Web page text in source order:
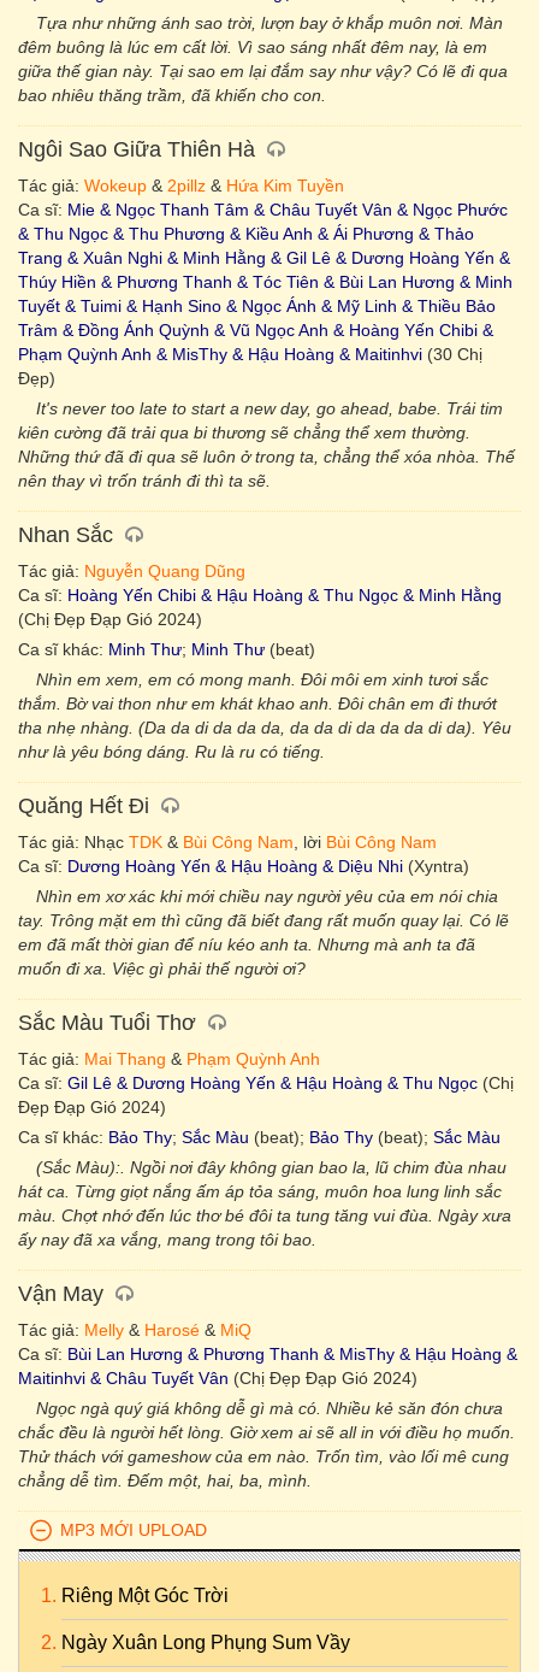
Tựa như những ánh sao trời, lượn bay ở khắp muôn nơi. Màn
đêm buông là lúc em cất lời. Vì sao sáng nhất đêm nay, là em
giữa thế gian này. Tại sao em lại đắm say như vậy? Có lẽ đi qua
bao nhiêu thăng trầm, đã khiến cho con.
Ngôi Sao Giữa Thiên Hà
Tác giả: Wokeup & 2pillz & Hứa Kim Tuyền
Ca sĩ: Mie & Ngọc Thanh Tâm & Châu Tuyết Vân & Ngọc Phước
& Thu Ngọc & Thu Phương & Kiều Anh & Ái Phương & Thảo
Trang & Xuân Nghi & Minh Hằng & Gil Lê & Dương Hoàng Yến &
Thúy Hiền & Phương Thanh & Tóc Tiên & Bùi Lan Hương & Minh
Tuyết & Tuimi & Hạnh Sino & Ngọc Ánh & Mỹ Linh & Thiều Bảo
Trâm & Đồng Ánh Quỳnh & Vũ Ngọc Anh & Hoàng Yến Chibi &
Phạm Quỳnh Anh & MisThy & Hậu Hoàng & Maitinhvi (30 Chị
Đẹp)
It's never too late to start a new day, go ahead, babe. Trái tim
kiên cường đã trải qua bi thương sẽ chẳng thể xem thường.
Những thứ đã đi qua sẽ luôn ở trong ta, chẳng thể xóa nhòa. Thế
nên thay vì trốn tránh đi thì ta sẽ.
Nhan Sắc
Tác giả: Nguyễn Quang Dũng
Ca sĩ: Hoàng Yến Chibi & Hậu Hoàng & Thu Ngọc & Minh Hằng
(Chị Đẹp Đạp Gió 2024)
Ca sĩ khác: Minh Thư; Minh Thư (beat)
Nhìn em xem, em có mong manh. Đôi môi em xinh tươi sắc
thắm. Bờ vai thon như em khát khao anh. Đôi chân em đi thướt
tha nhẹ nhàng. (Da da di da da da, da da di da da da di da). Yêu
như là yêu bóng dáng. Ru là ru có tiếng.
Quăng Hết Đi
Tác giả: Nhạc TDK & Bùi Công Nam , lời Bùi Công Nam
Ca sĩ: Dương Hoàng Yến & Hậu Hoàng & Diệu Nhi (Xyntra)
Nhìn em xơ xác khi mới chiều nay người yêu của em nói chia
tay. Trông mặt em thì cũng đã biết đang rất muốn quay lại. Có lẽ
em đã mất thời gian để níu kéo anh ta. Nhưng mà anh ta đã
muốn đi xa. Việc gì phải thế người ơi?
Sắc Màu Tuổi Thơ
Tác giả: Mai Thang & Phạm Quỳnh Anh
Ca sĩ: Gil Lê & Dương Hoàng Yến & Hậu Hoàng & Thu Ngọc (Chị
Đẹp Đạp Gió 2024)
Ca sĩ khác: Bảo Thy; Sắc Màu (beat); Bảo Thy (beat); Sắc Màu
(Sắc Màu):. Ngồi nơi đây không gian bao la, lũ chim đùa nhau
hát ca. Từng giọt nắng ấm áp tỏa sáng, muôn hoa lung linh sắc
màu. Chợt nhớ đến lúc thơ bé đôi ta tung tăng vui đùa. Ngày xưa
ấy nay đã xa vắng, mang trong tôi bao.
Vận May
Tác giả: Melly & Harosé & MiQ
Ca sĩ: Bùi Lan Hương & Phương Thanh & MisThy & Hậu Hoàng &
Maitinhvi & Châu Tuyết Vân (Chị Đẹp Đạp Gió 2024)
Ngọc ngà quý giá không dễ gì mà có. Nhiều kẻ săn đón chưa
chắc đều là người hết lòng. Giờ xem ai sẽ all in với điều họ muốn.
Thử thách với gameshow của em nào. Trốn tìm, vào lối mê cung
chẳng dễ tìm. Đếm một, hai, ba, mình.
MP3 MỚI UPLOAD
Riêng Một Góc Trời
Ngày Xuân Long Phụng Sum Vầy